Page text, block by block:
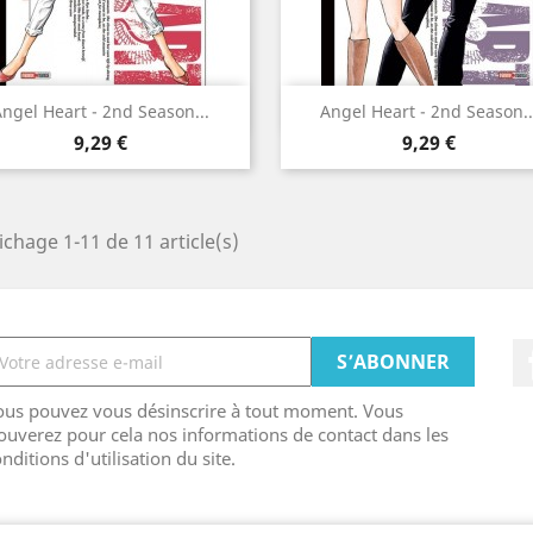
Heart - 2nd Season...
Prix
9,29 €
Aperçu rapide Angel Heart - 2nd
Prix
9,29 €
Aperçu rapide
1-11 de 11 article(s)
pouvez vous désinscrire à tout moment. Vous
pour cela nos informations de contact dans les
d'utilisation du site.